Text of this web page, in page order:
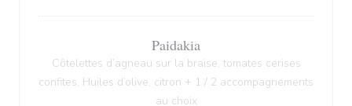
Paidakia
Côtelettes d’agneau sur la braise, tomates cerises
confites, Huiles d’olive, citron + 1 / 2 accompagnements
au choix